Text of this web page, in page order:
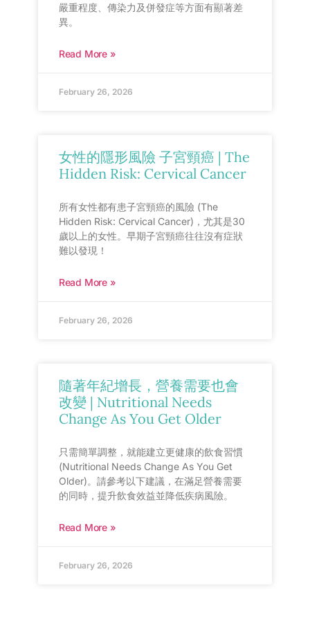
嚴重程度、傳染力及併發症等方面有顯著差
異。
Read More »
February 26, 2026
女性的隱形風險 子宮頸癌 | The
Hidden Risk: Cervical Cancer
所有女性都有患子宮頸癌的風險 (The
Hidden Risk: Cervical Cancer)，尤其是30
歲以上的女性。早期子宮頸癌往往沒有症狀
難以發現！
Read More »
February 26, 2026
隨著年紀增長，營養需要也會
改變 | Nutritional Needs
Change As You Get Older
只需簡單調整，就能建立更健康的飲食習慣
(Nutritional Needs Change As You Get
Older)。請參考以下建議，在滿足營養需要
的同時，提升飲食效益並降低疾病風險。
Read More »
February 26, 2026